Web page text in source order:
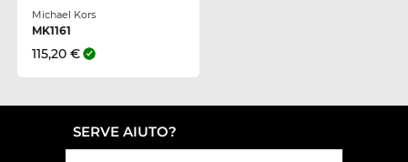
Michael Kors
MK1161
115,20 €
SERVE AIUTO?